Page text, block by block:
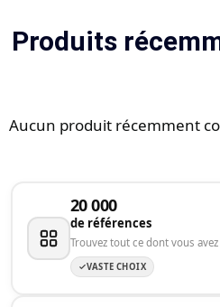
Produits
Aucun produit récemment
20 000
de références
Trouvez tout ce dont vous
VASTE CHOIX